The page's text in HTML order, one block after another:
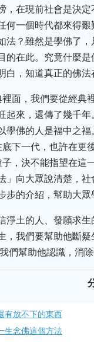
，在現前社會是決
何一個時代都來得
法？雖然是學佛了
的在此。究竟什麼
白，知道真正的佛
面，我們要從經典
起來，還傳了幾千
學佛的人是福中之
下一代，也許在更
，決不能指望在這
」向大眾說清楚，
的介紹，幫助大眾
淨土的人、發願求
，我們要幫助他斷
們幫助他認識，消
有放不下的東西
生念佛這個方法